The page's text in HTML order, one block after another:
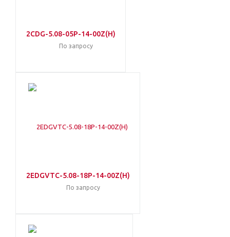
2CDG-5.08-05P-14-00Z(H)
По запросу
2EDGVTC-5.08-18P-14-00Z(H)
По запросу